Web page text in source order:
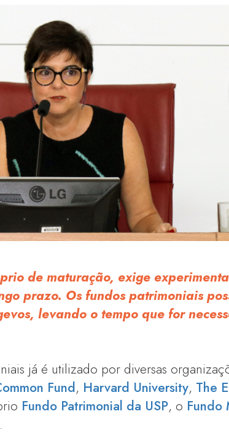
de maturação, exige
prazo. Os fundos patrimoniais
levando o tempo que for
já é utilizado por diversas
Fund, Harvard University, The
Fundo Patrimonial da USP, o Fundo